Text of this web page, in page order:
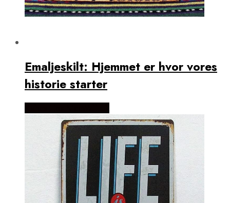
Emaljeskilt: Hjemmet er hvor vores
historie starter